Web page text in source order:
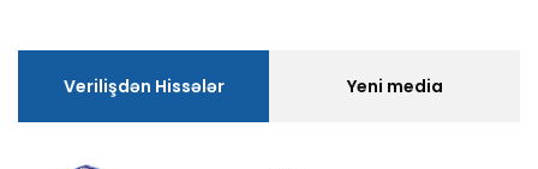
Verilişdən Hissələr Yeni media